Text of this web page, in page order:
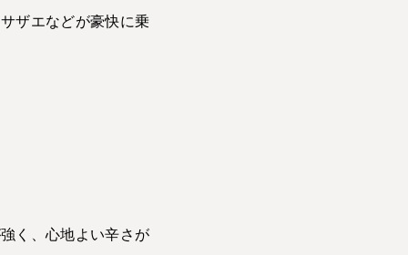
ザエなどが豪快に乗
く、心地よい辛さが